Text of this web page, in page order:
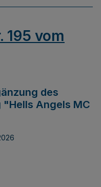
195 vom
des
Angels MC